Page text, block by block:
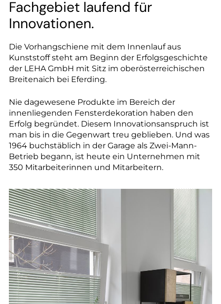
--
--
Fachgebiet laufend für
Innovationen.
Die Vorhangschiene mit dem Innenlauf aus
Kunststoff steht am Beginn der Erfolgsgeschichte
der LEHA GmbH mit Sitz im oberösterreichischen
Breitenaich bei Eferding.
Nie dagewesene Produkte im Bereich der
innenliegenden Fensterdekoration haben den
Erfolg begründet. Diesem Innovationsanspruch ist
man bis in die Gegenwart treu geblieben. Und was
1964 buchstäblich in der Garage als Zwei-Mann-
Betrieb begann, ist heute ein Unternehmen mit
350 Mitarbeiterinnen und Mitarbeitern.